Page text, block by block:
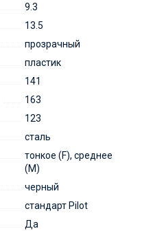
9.3
13.5
прозрачный
пластик
141
163
123
сталь
тонкое (F), среднее
(M)
черный
стандарт Pilot
Да